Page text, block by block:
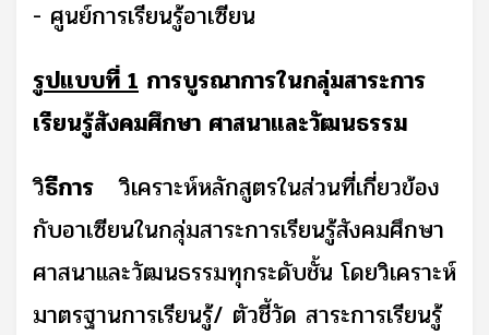
- ศูนย์การเรียนรู้อาเซียน
รูปแบบที่ 1 การบูรณาการในกลุ่มสาระการ
เรียนรู้สังคมศึกษา ศาสนาและวัฒนธรรม
วิธีการ
วิเคราะห์หลักสูตรในส่วนที่เกี่ยวข้อง
กับอาเซียนในกลุ่มสาระการเรียนรู้สังคมศึกษา
ศาสนาและวัฒนธรรมทุกระดับชั้น โดยวิเคราะห์
มาตรฐานการเรียนรู้/ ตัวชี้วัด สาระการเรียนรู้